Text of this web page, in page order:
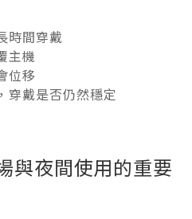
時間穿戴
主機
位移
穿戴是否仍然穩定
與夜間使用的重要